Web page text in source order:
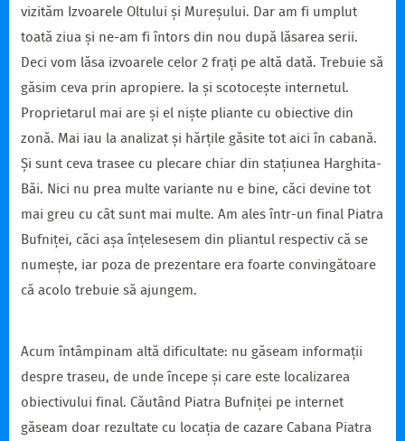
vizităm Izvoarele Oltului și Mureșului. Dar am fi umplut
toată ziua și ne-am fi întors din nou după lăsarea serii.
Deci vom lăsa izvoarele celor 2 frați pe altă dată. Trebuie să
găsim ceva prin apropiere. Ia și scotocește internetul.
Proprietarul mai are și el niște pliante cu obiective din
zonă. Mai iau la analizat și hărțile găsite tot aici în cabană.
Și sunt ceva trasee cu plecare chiar din stațiunea Harghita-
Băi. Nici nu prea multe variante nu e bine, căci devine tot
mai greu cu cât sunt mai multe. Am ales într-un final Piatra
Bufniței, căci așa înțelesesem din pliantul respectiv că se
numește, iar poza de prezentare era foarte convingătoare
că acolo trebuie să ajungem.
Acum întâmpinam altă dificultate: nu găseam informații
despre traseu, de unde începe și care este localizarea
obiectivului final. Căutând Piatra Bufniței pe internet
găseam doar rezultate cu locația de cazare Cabana Piatra